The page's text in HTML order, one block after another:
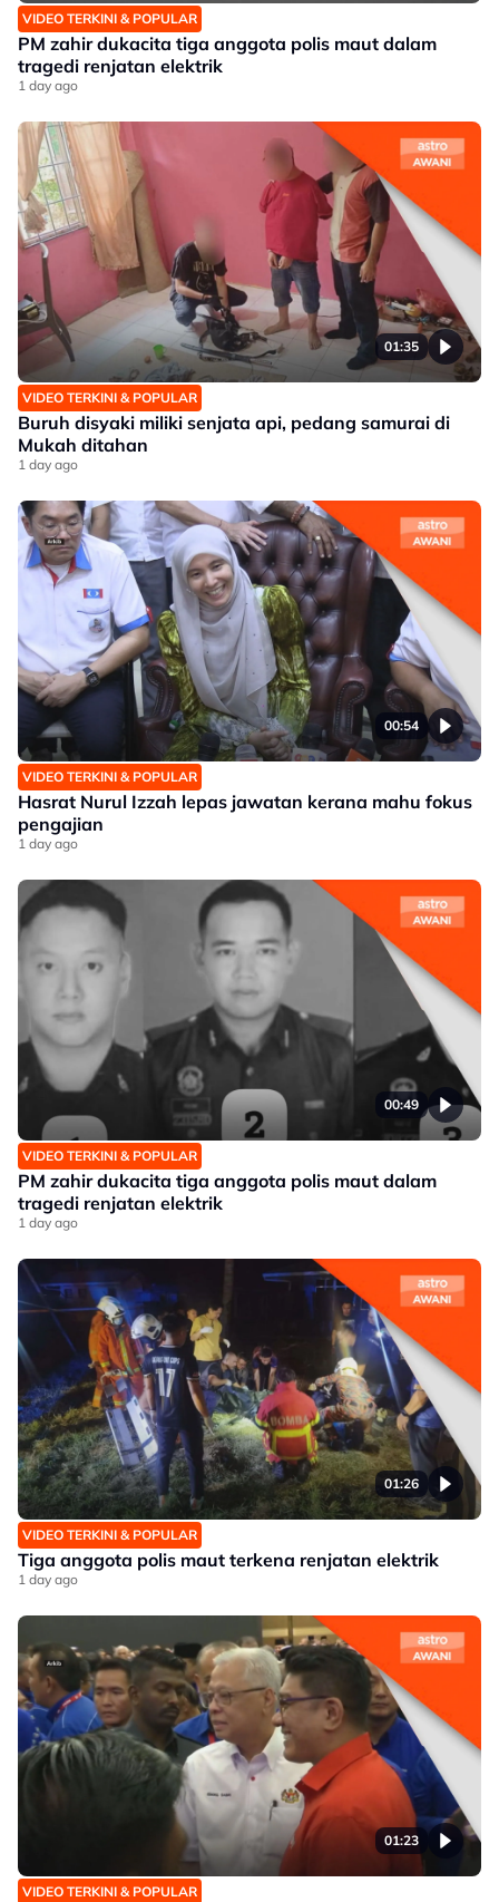
VIDEO TERKINI & POPULAR
PM zahir dukacita tiga anggota polis maut dalam
tragedi renjatan elektrik
1 day ago
01:35
VIDEO TERKINI & POPULAR
Buruh disyaki miliki senjata api, pedang samurai di
Mukah ditahan
1 day ago
00:54
VIDEO TERKINI & POPULAR
Hasrat Nurul Izzah lepas jawatan kerana mahu fokus
pengajian
1 day ago
00:49
VIDEO TERKINI & POPULAR
PM zahir dukacita tiga anggota polis maut dalam
tragedi renjatan elektrik
1 day ago
01:26
VIDEO TERKINI & POPULAR
Tiga anggota polis maut terkena renjatan elektrik
1 day ago
01:23
VIDEO TERKINI & POPULAR